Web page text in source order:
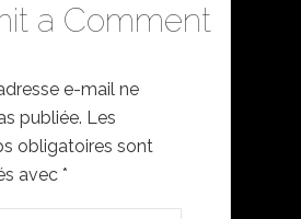
a Comment
e-mail ne
publiée. Les
obligatoires sont
avec *